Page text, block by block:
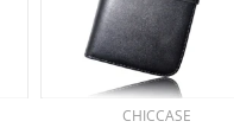
CHICCASE